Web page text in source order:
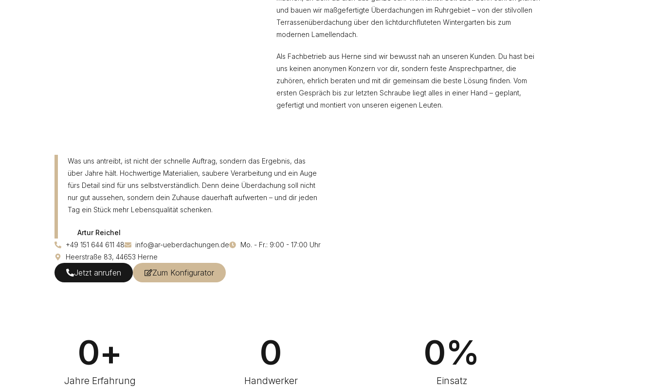
und bauen wir maßgefertigte Überdachungen im Ruhrgebiet – von der stilvollen
Terrassenüberdachung über den lichtdurchfluteten Wintergarten bis zum
modernen Lamellendach.
Als Fachbetrieb aus Herne sind wir bewusst nah an unseren Kunden. Du hast bei
uns keinen anonymen Konzern vor dir, sondern feste Ansprechpartner, die
zuhören, ehrlich beraten und mit dir gemeinsam die beste Lösung finden. Vom
ersten Gespräch bis zur letzten Schraube liegt alles in einer Hand – geplant,
gefertigt und montiert von unseren eigenen Leuten.
Was uns antreibt, ist nicht der schnelle Auftrag, sondern das Ergebnis, das
über Jahre hält. Hochwertige Materialien, saubere Verarbeitung und ein Auge
fürs Detail sind für uns selbstverständlich. Denn deine Überdachung soll nicht
nur gut aussehen, sondern dein Zuhause dauerhaft aufwerten – und dir jeden
Tag ein Stück mehr Lebensqualität schenken.
Artur Reichel
+49 151 644 611 48
info@ar-ueberdachungen.de
Mo. - Fr.: 9:00 - 17:00 Uhr
Heerstraße 83, 44653 Herne
Jetzt anrufen Zum Konfigurator
Jahre Erfahrung
0+
Handwerker
0
Einsatz
0%